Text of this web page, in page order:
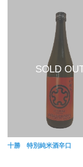
十勝 特別純米酒辛口